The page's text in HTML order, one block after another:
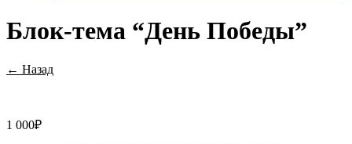
Блок-тема “День Победы”
← Назад
1 000₽